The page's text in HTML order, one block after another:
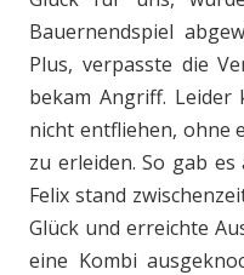
Bauernendspiel
Plus, verpasste die
bekam Angriff. Leider
nicht entfliehen, ohne
zu erleiden. So gab
Felix stand
Glück und erreichte
eine Kombi